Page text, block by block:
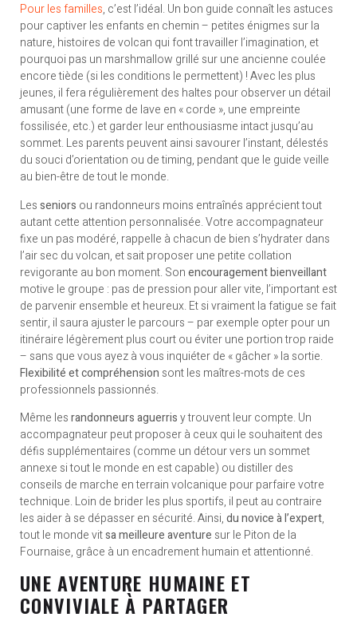
Pour les familles, c’est l’idéal. Un bon guide connaît les astuces
pour captiver les enfants en chemin – petites énigmes sur la
nature, histoires de volcan qui font travailler l’imagination, et
pourquoi pas un marshmallow grillé sur une ancienne coulée
encore tiède (si les conditions le permettent) ! Avec les plus
jeunes, il fera régulièrement des haltes pour observer un détail
amusant (une forme de lave en « corde », une empreinte
fossilisée, etc.) et garder leur enthousiasme intact jusqu’au
sommet. Les parents peuvent ainsi savourer l’instant, délestés
du souci d’orientation ou de timing, pendant que le guide veille
au bien-être de tout le monde.
Lesseniors ou randonneurs moins entraînés apprécient tout
autant cette attention personnalisée. Votre accompagnateur
fixe un pas modéré, rappelle à chacun de bien s’hydrater dans
l’air sec du volcan, et sait proposer une petite collation
revigorante au bon moment. Sonencouragement bienveillant
motive le groupe : pas de pression pour aller vite, l’important est
de parvenir ensemble et heureux. Et si vraiment la fatigue se fait
sentir, il saura ajuster le parcours – par exemple opter pour un
itinéraire légèrement plus court ou éviter une portion trop raide
– sans que vous ayez à vous inquiéter de « gâcher » la sortie.
Flexibilité et compréhension sont les maîtres-mots de ces
professionnels passionnés.
Même lesrandonneurs aguerrisy trouvent leur compte. Un
accompagnateur peut proposer à ceux qui le souhaitent des
défis supplémentaires (comme un détour vers un sommet
annexe si tout le monde en est capable) ou distiller des
conseils de marche en terrain volcanique pour parfaire votre
technique. Loin de brider les plus sportifs, il peut au contraire
les aider à se dépasser en sécurité. Ainsi,du novice à l’expert,
tout le monde vitsa meilleure aventure sur le Piton de la
Fournaise, grâce à un encadrement humain et attentionné.
UNE AVENTURE HUMAINE ET
CONVIVIALE À PARTAGER